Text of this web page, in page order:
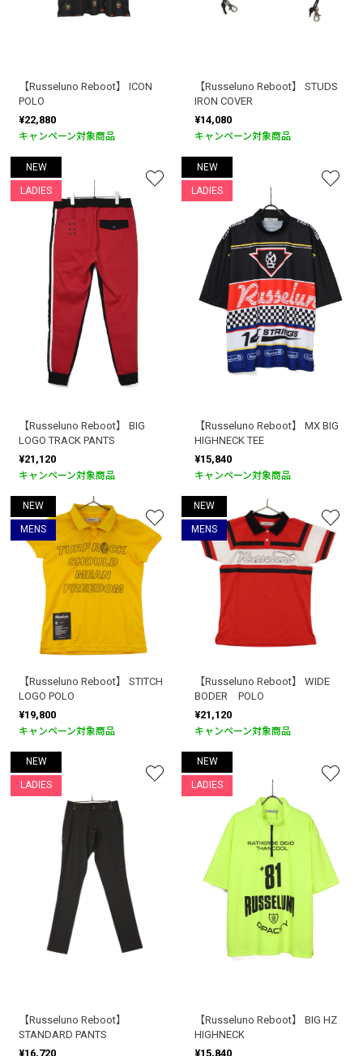
【Russeluno Reboot】 ICON
POLO
¥22,880
キャンペーン対象商品
【Russeluno Reboot】 STUDS
IRON COVER
¥14,080
キャンペーン対象商品
NEW
LADIES
【Russeluno Reboot】 BIG
LOGO TRACK PANTS
¥21,120
キャンペーン対象商品
NEW
LADIES
【Russeluno Reboot】 MX BIG
HIGHNECK TEE
¥15,840
キャンペーン対象商品
NEW
MENS
【Russeluno Reboot】 STITCH
LOGO POLO
¥19,800
キャンペーン対象商品
NEW
MENS
【Russeluno Reboot】 WIDE
BODER POLO
¥21,120
キャンペーン対象商品
NEW
LADIES
【Russeluno Reboot】
STANDARD PANTS
¥16,720
NEW
LADIES
【Russeluno Reboot】 BIG HZ
HIGHNECK
¥15,840